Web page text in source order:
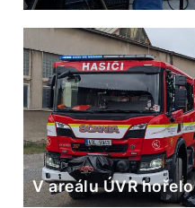
V areálu ÚVR hořelo